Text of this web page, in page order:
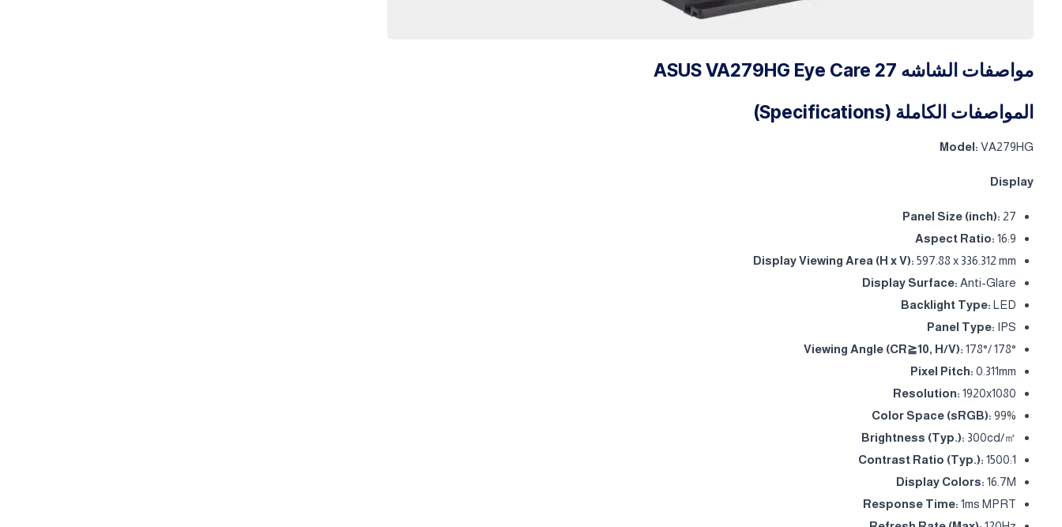
مواصفات الشاشه ASUS VA279HG Eye Care 27
المواصفات الكاملة (Specifications)
Model: VA279HG
Display
Panel Size (inch): 27
Aspect Ratio: 16:9
Display Viewing Area (H x V): 597.88 x 336.312 mm
Display Surface: Anti-Glare
Backlight Type: LED
Panel Type: IPS
Viewing Angle (CR≧10, H/V): 178°/ 178°
Pixel Pitch: 0.311mm
Resolution: 1920x1080
Color Space (sRGB): 99%
Brightness (Typ.): 300cd/㎡
Contrast Ratio (Typ.): 1500:1
Display Colors: 16.7M
Response Time: 1ms MPRT